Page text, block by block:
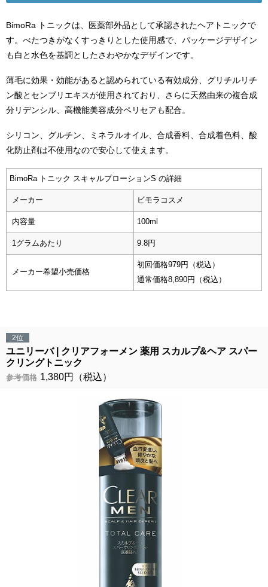
BimoRa トニックは、医薬部外品として承認されたヘアトニックで
す。べたつきがなくすっきりとした使用感で、パッケージデザイン
も白と水色を基調としたさわやかなデザインです。
薄毛に効果・効能があると認められている有効成分、グリチルリチ
ン酸とセンブリエキスが使用されており、さらに天然由来の複合成
分リデンシル、高機能美容成分ペリセアも配合。
シリコン、グルチン、ミネラルオイル、合成香料、合成着色料、酸
化防止剤は不使用なので安心して使えます。
BimoRa トニック スキャルプローションS の詳細
メーカー ビモラコスメ
内容量 100ml
1グラムあたり 9.8円
メーカー希望小売価格
初回価格979円（税込）
通常価格8,890円（税込）
2位
ユニリーバ
クリアフォーメン 薬用 スカルプ&ヘア スパー
クリングトニック
参考価格 1,380円（税込）